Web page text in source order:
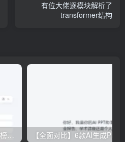
有位大佬逐模块解析了
transformer结构
权威发布：国产AI工具排行榜TOP10，必备神器一览无余